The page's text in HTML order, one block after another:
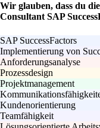
Wir glauben, dass du
Consultant SAP
SAP SuccessFactors
Implementierung von
Anforderungsanalyse
Prozessdesign
Projektmanagement
Kundenorientierung
Teamfähigkeit